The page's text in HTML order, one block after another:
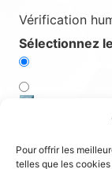
Pour offrir les
telles que les
Vérification
Sélectionnez
1️⃣